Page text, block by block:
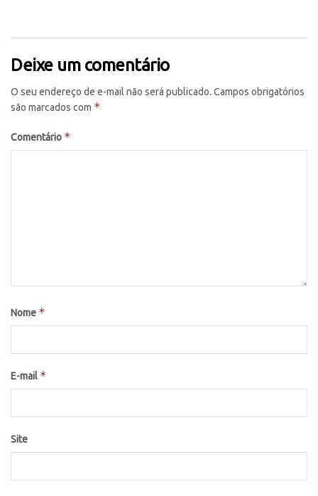
Deixe um comentário
O seu endereço de e-mail não será publicado. Campos obrigatórios
são marcados com *
Comentário *
Nome *
E-mail *
Site